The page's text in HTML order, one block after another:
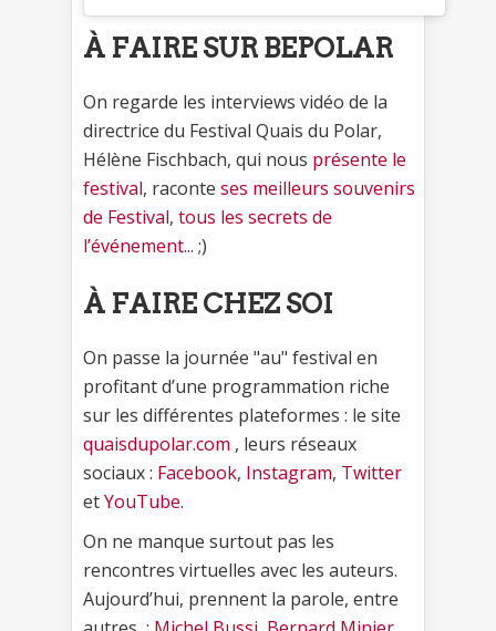
À FAIRE SUR BEPOLAR
On regarde les interviews vidéo de la
directrice du Festival Quais du Polar,
Hélène Fischbach, qui nous présente le
festival, raconte ses meilleurs souvenirs
de Festival, tous les secrets de
l’événement... ;)
À FAIRE CHEZ SOI
On passe la journée "au" festival en
profitant d’une programmation riche
sur les différentes plateformes : le site
quaisdupolar.com , leurs réseaux
sociaux : Facebook, Instagram, Twitter
etYouTube.
On ne manque surtout pas les
rencontres virtuelles avec les auteurs.
Aujourd’hui, prennent la parole, entre